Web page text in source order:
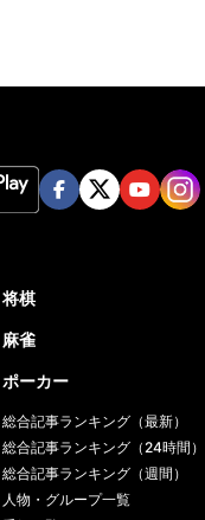
将棋
麻雀
ポーカー
総合記事ランキング（最新）
総合記事ランキング（24時間）
総合記事ランキング（週間）
人物・グループ一覧